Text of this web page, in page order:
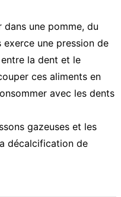
dans une pomme, du
une pression de
la dent et le
ces aliments en
avec les dents
gazeuses et les
décalcification de